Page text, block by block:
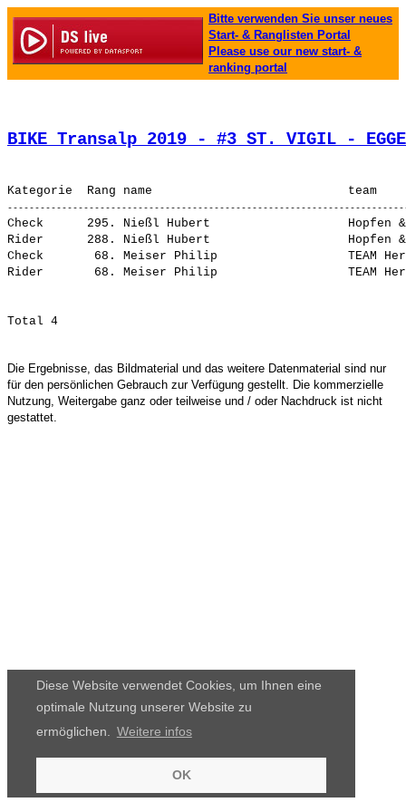
Diese Website verwendet Cookies, um Ihnen eine
optimale Nutzung unserer Website zu
ermöglichen.
Weitere infos
OK
Bitte verwenden Sie unser neues
Start- & Ranglisten Portal
Please use our new start- &
ranking portal
BIKE Transalp 2019 - #3 ST. VIGIL -
Check      295. Nießl Hubert                   Hopfen &
Rider      288. Nießl Hubert                   Hopfen &
Check       68. Meiser Philip                  TEAM
Die Ergebnisse, das Bildmaterial und das weitere Datenmaterial sind nur
für den persönlichen Gebrauch zur Verfügung gestellt. Die kommerzielle
Nutzung, Weitergabe ganz oder teilweise und / oder Nachdruck ist nicht
gestattet.